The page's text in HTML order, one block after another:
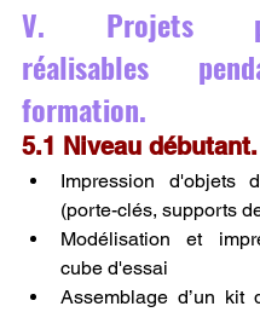
V. Projets
réalisables
formation.
5.1 Niveau débutant.
Impression d'objets
(porte-clés, supports
Modélisation et
cube d'essai
Assemblage d’un kit